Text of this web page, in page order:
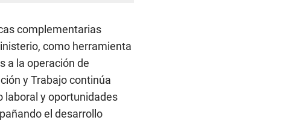
complementarias
como herramienta
a la operación de
y Trabajo continúa
laboral y oportunidades
el desarrollo